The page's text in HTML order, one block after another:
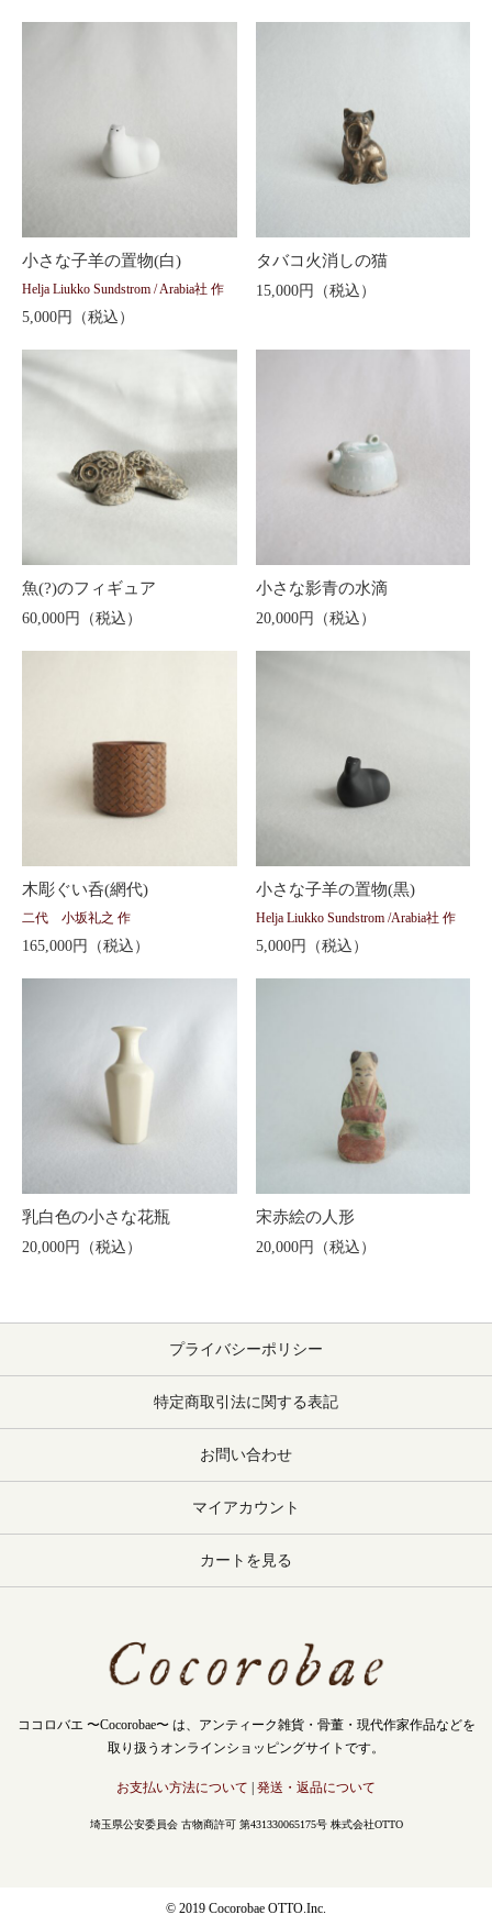
小さな子羊の置物(白)
Helja Liukko Sundstrom / Arabia社 作
5,000円（税込）
タバコ火消しの猫
15,000円（税込）
魚(?)のフィギュア
60,000円（税込）
小さな影青の水滴
20,000円（税込）
木彫ぐい呑(網代)
二代 小坂礼之 作
165,000円（税込）
小さな子羊の置物(黒)
Helja Liukko Sundstrom /Arabia社 作
5,000円（税込）
乳白色の小さな花瓶
20,000円（税込）
宋赤絵の人形
20,000円（税込）
プライバシーポリシー
特定商取引法に関する表記
お問い合わせ
マイアカウント
カートを見る
ココロバエ 〜Cocorobae〜 は、アンティーク雑貨・骨董・現代作家作品などを
取り扱うオンラインショッピングサイトです。
お支払い方法について 発送・返品について
埼玉県公安委員会 古物商許可 第431330065175号 株式会社OTTO
© 2019 Cocorobae OTTO.Inc.